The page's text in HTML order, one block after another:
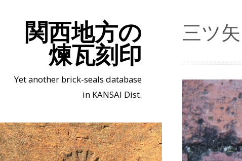
関西地方の
煉瓦刻印
Yet another brick-seals database
in KANSAI Dist.
三ツ